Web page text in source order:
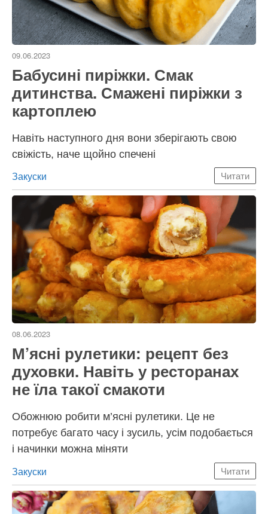
09.06.2023
Бабусині пиріжки. Смак
дитинства. Смажені пиріжки з
картоплею
Навіть наступного дня вони зберігають свою
свіжість, наче щойно спечені
Категорії
Закуски Читати
08.06.2023
М’ясні рулетики: рецепт без
духовки. Навіть у ресторанах
не їла такої смакоти
Обожнюю робити м’ясні рулетики. Це не
потребує багато часу і зусиль, усім подобається
і начинки можна міняти
Категорії
Закуски Читати